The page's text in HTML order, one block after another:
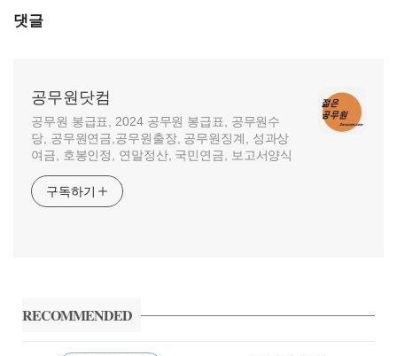
댓글
공무원닷컴
공무원 봉급표, 2024 공무원 봉급표, 공무원수
당, 공무원연금,공무원출장, 공무원징계, 성과상
여금, 호봉인정, 연말정산, 국민연금, 보고서양식
구독하기
RECOMMENDED